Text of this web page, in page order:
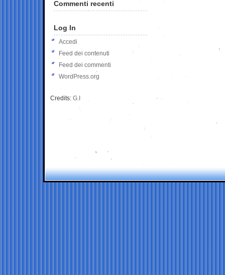
Commenti recenti
Log In
Accedi
Feed dei contenuti
Feed dei commenti
WordPress.org
Credits: G.I